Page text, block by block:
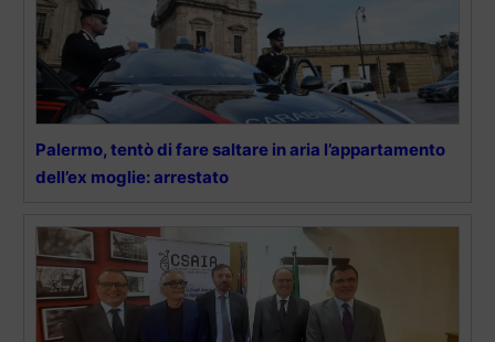
Palermo, tentò di fare saltare in aria l’appartamento
dell’ex moglie: arrestato